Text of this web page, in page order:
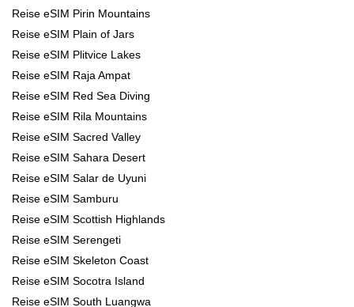
Reise eSIM Pirin Mountains
Reise eSIM Plain of Jars
Reise eSIM Plitvice Lakes
Reise eSIM Raja Ampat
Reise eSIM Red Sea Diving
Reise eSIM Rila Mountains
Reise eSIM Sacred Valley
Reise eSIM Sahara Desert
Reise eSIM Salar de Uyuni
Reise eSIM Samburu
Reise eSIM Scottish Highlands
Reise eSIM Serengeti
Reise eSIM Skeleton Coast
Reise eSIM Socotra Island
Reise eSIM South Luangwa